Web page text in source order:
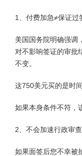
1、付费加急≠保证过
美国国务院明确强调
对不影响签证的审批
不变。
这750美元买的是时
如果本身条件不符，
2、不会加速行政审查
如果面签后您不幸被